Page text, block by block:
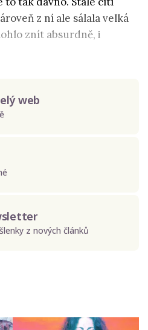
z ní ale sálala velká
znít absurdně, i
web
z nových článků